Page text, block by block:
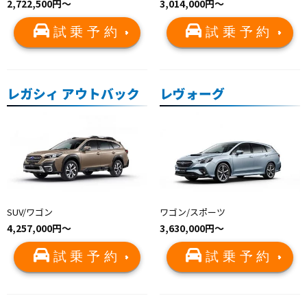
2,722,500円〜
試乗予約
3,014,000円〜
試乗予約
レガシィ アウトバック
SUV/ワゴン
4,257,000円〜
試乗予約
レヴォーグ
ワゴン/スポーツ
3,630,000円〜
試乗予約